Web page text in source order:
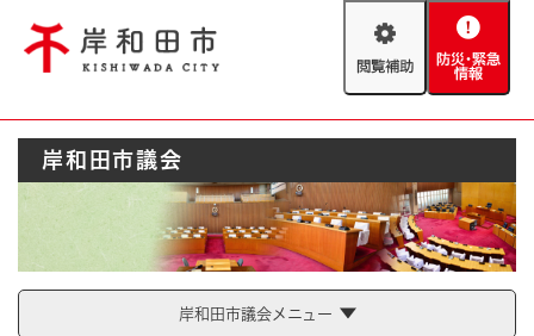
閲
助
防
緊
情
報
Foreign language
やさしい日本語
防災・緊急情報
ハザードマップ AED設置箇所
とじる
岸和田市議会
岸和田市議会メニュー